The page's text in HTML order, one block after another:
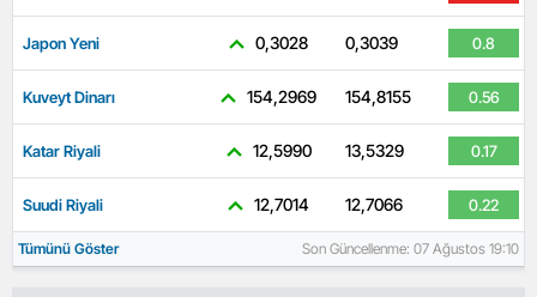
Japon Yeni 0,3028 0,3039 0.8
Kuveyt Dinarı 154,2969 154,8155 0.56
Katar Riyali 12,5990 13,5329 0.17
Suudi Riyali 12,7014 12,7066 0.22
Tümünü Göster Son Güncellenme: 07 Ağustos 19:10